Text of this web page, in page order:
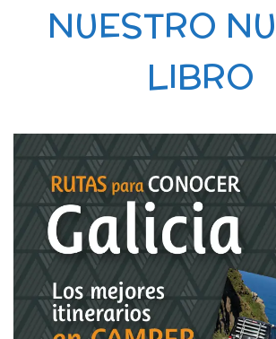
NUESTRO
LIBRO